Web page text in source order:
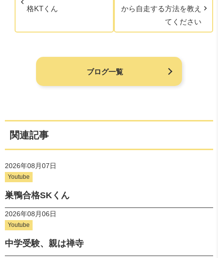
格KTくん
から自走する方法を教え
てください
ブログ一覧
関連記事
2026年08月07日
Youtube
巣鴨合格SKくん
2026年08月06日
Youtube
中学受験、親は禅寺